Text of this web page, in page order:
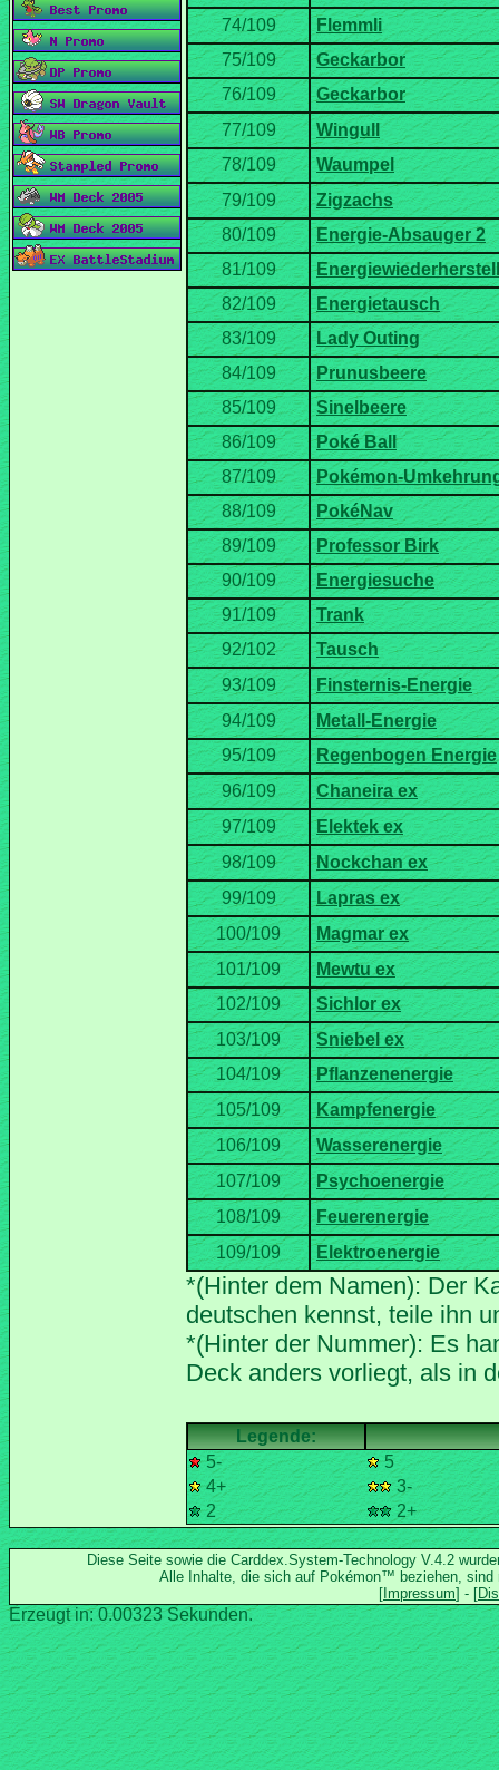
*(Hinter dem Namen): Der
*(Hinter der Nummer): Es
5-
5
4+
3-
2
2+
Diese Seite sowie die Carddex.System-Technology V.4.2
Alle Inhalte, die sich auf Pokémon™ beziehen, sind
Erzeugt in: 0.00323 Sekunden.